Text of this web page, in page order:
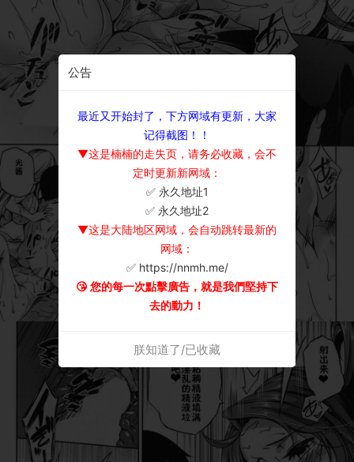
公告
最近又开始封了，下方网域有更新，大家
记得截图！！
▼这是楠楠的走失页，请务必收藏，会不
定时更新新网域：
✅ 永久地址1
✅ 永久地址2
▼这是大陆地区网域，会自动跳转最新的
网域：
✅ https://nnmh.me/
😘 您的每一次點擊廣告，就是我們堅持下
去的動力！
朕知道了/已收藏